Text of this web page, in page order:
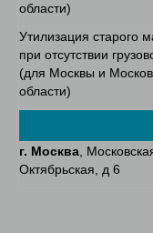
области)
Утилизация старого
при отсутствии
(для Москвы и
области)
г. Москва ,
Октябрьская, д 6